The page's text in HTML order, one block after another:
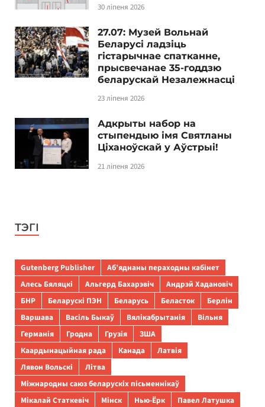
30 ліпеня 2026
27.07: Музей Вольнай
Беларусі ладзіць
гістарычнае спатканне,
прысвечанае 35-годдзю
беларускай Незалежнасці
23 ліпеня 2026
Адкрыты набор на
стыпендыю імя Святланы
Ціханоўскай у Аўстрыі!
21 ліпеня 2026
ТЭГІ
Gutenberg Publisher
Аб’яднаны пераходны кабінет
Алесь Бяляцкі
Альгерд Бахарэвіч
Андрэй Хадановіч
БНР
Беларускі ПЭН Беларусь Беласток
Берлін
Варшава
Васіль Быкаў Вялікабрытанія
Вільня
Германія
Гродна Грузія
ЗША
Каардынацыйная рада
Канада
Латвія
Лявон Вольскі
Літва
Міжнародны саюз беларускіх пісьменнікаў
Мікалай Статкевіч
Мінск Нью-Ёрк
Павел Латушка